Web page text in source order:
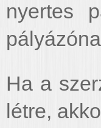
nyertes
Ha a
létre,